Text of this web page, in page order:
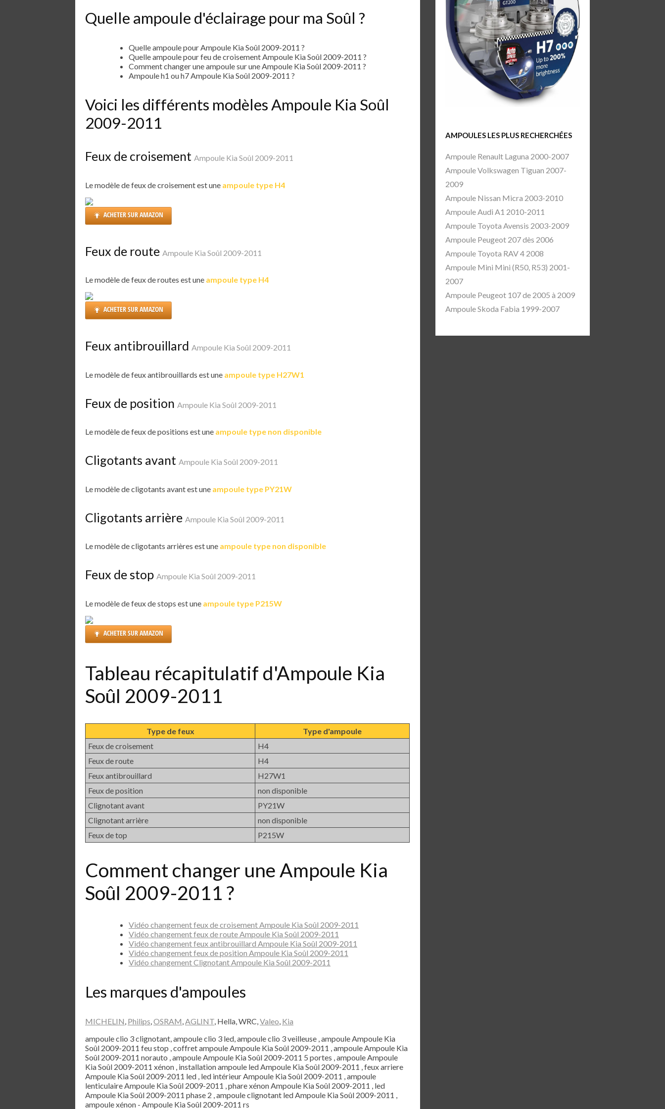
Quelle ampoule d'éclairage pour ma Soûl ?
Quelle ampoule pour Ampoule Kia Soûl 2009-2011 ?
Quelle ampoule pour feu de croisement Ampoule Kia Soûl 2009-2011 ?
Comment changer une ampoule sur une Ampoule Kia Soûl 2009-2011 ?
Ampoule h1 ou h7 Ampoule Kia Soûl 2009-2011 ?
Voici les différents modèles Ampoule Kia Soûl
2009-2011
Feux de croisement Ampoule Kia Soûl 2009-2011
Le modèle de feux de croisement est une ampoule type H4
ACHETER SUR AMAZON
Feux de route Ampoule Kia Soûl 2009-2011
Le modèle de feux de routes est une ampoule type H4
ACHETER SUR AMAZON
Feux antibrouillard Ampoule Kia Soûl 2009-2011
Le modèle de feux antibrouillards est une ampoule type H27W1
Feux de position Ampoule Kia Soûl 2009-2011
Le modèle de feux de positions est une ampoule type non disponible
Cligotants avant Ampoule Kia Soûl 2009-2011
Le modèle de cligotants avant est une ampoule type PY21W
Cligotants arrière Ampoule Kia Soûl 2009-2011
Le modèle de cligotants arrières est une ampoule type non disponible
Feux de stop Ampoule Kia Soûl 2009-2011
Le modèle de feux de stops est une ampoule type P215W
ACHETER SUR AMAZON
Tableau récapitulatif d'Ampoule Kia
Soûl 2009-2011
Type de feux
Type d'ampoule
Feux de croisement
H4
Feux de route
H4
Feux antibrouillard
H27W1
Feux de position
non disponible
Clignotant avant
PY21W
Clignotant arrière
non disponible
Feux de top
P215W
Comment changer une Ampoule Kia
Soûl 2009-2011 ?
Vidéo changement feux de croisement Ampoule Kia Soûl 2009-2011
Vidéo changement feux de route Ampoule Kia Soûl 2009-2011
Vidéo changement feux antibrouillard Ampoule Kia Soûl 2009-2011
Vidéo changement feux de position Ampoule Kia Soûl 2009-2011
Vidéo changement Clignotant Ampoule Kia Soûl 2009-2011
Les marques d'ampoules
MICHELIN, Philips,OSRAM,AGLINT, Hella, WRC,Valeo, Kia
ampoule clio 3 clignotant, ampoule clio 3 led, ampoule clio 3 veilleuse , ampoule Ampoule Kia
Soûl 2009-2011 feu stop , coffret ampoule Ampoule Kia Soûl 2009-2011 , ampoule Ampoule Kia
Soûl 2009-2011 norauto , ampoule Ampoule Kia Soûl 2009-2011 5 portes , ampoule Ampoule
Kia Soûl 2009-2011 xénon , installation ampoule led Ampoule Kia Soûl 2009-2011 , feux arriere
Ampoule Kia Soûl 2009-2011 led , led intérieur Ampoule Kia Soûl 2009-2011 , ampoule
lenticulaire Ampoule Kia Soûl 2009-2011 , phare xénon Ampoule Kia Soûl 2009-2011 , led
Ampoule Kia Soûl 2009-2011 phase 2 , ampoule clignotant led Ampoule Kia Soûl 2009-2011 ,
ampoule xénon - Ampoule Kia Soûl 2009-2011 rs
AMPOULES LES PLUS RECHERCHÉES
Ampoule Renault Laguna 2000-2007
Ampoule Volkswagen Tiguan 2007-
2009
Ampoule Nissan Micra 2003-2010
Ampoule Audi A1 2010-2011
Ampoule Toyota Avensis 2003-2009
Ampoule Peugeot 207 dès 2006
Ampoule Toyota RAV 4 2008
Ampoule Mini Mini (R50, R53) 2001-
2007
Ampoule Peugeot 107 de 2005 à 2009
Ampoule Skoda Fabia 1999-2007